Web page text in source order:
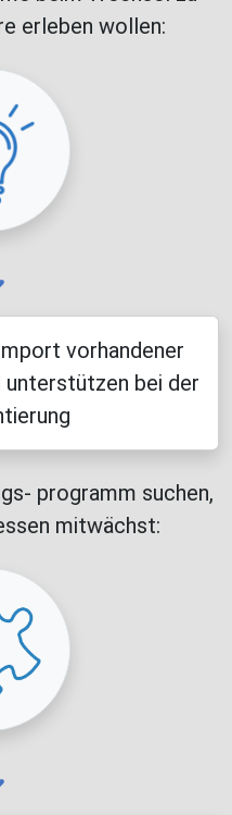
erleben wollen:
vorhandener
unterstützen bei der
programm suchen,
mitwächst: